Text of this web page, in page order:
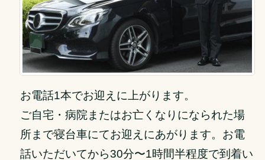
お電話1本でお迎えに上がります。
ご自宅・病院またはお亡くなりになられた場
所まで寝台車にてお迎えにあがります。お電
話いただいてから30分〜1時間半程度で到着い